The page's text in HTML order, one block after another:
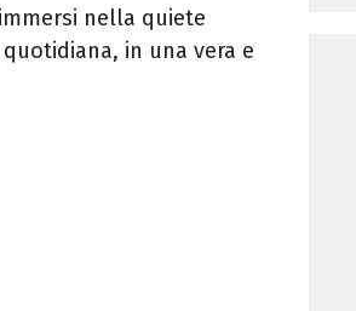
nella quiete
in una vera e